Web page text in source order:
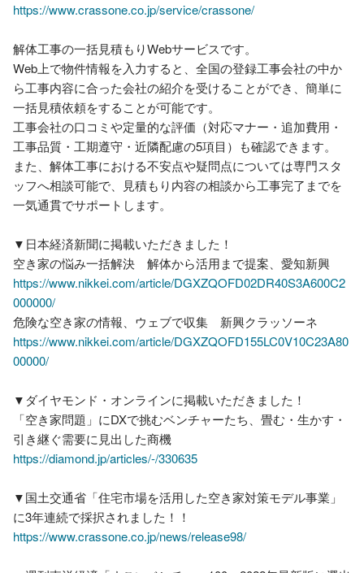
https://www.crassone.co.jp/service/crassone/
解体工事の一括見積もりWebサービスです。
Web上で物件情報を入力すると、全国の登録工事会社の中か
ら工事内容に合った会社の紹介を受けることができ、簡単に
一括見積依頼をすることが可能です。
工事会社の口コミや定量的な評価（対応マナー・追加費用・
工事品質・工期遵守・近隣配慮の5項目）も確認できます。
また、解体工事における不安点や疑問点については専門スタ
ッフへ相談可能で、見積もり内容の相談から工事完了までを
一気通貫でサポートします。
▼日本経済新聞に掲載いただきました！
https://www.nikkei.com/article/DGXZQOFD02DR40S3A600C2
000000/
https://www.nikkei.com/article/DGXZQOFD155LC0V10C23A80
00000/
▼ダイヤモンド・オンラインに掲載いただきました！
「空き家問題」にDXで挑むベンチャーたち、畳む・生かす・
https://diamond.jp/articles/-/330635
▼国土交通省「住宅市場を活用した空き家対策モデル事業」
https://www.crassone.co.jp/news/release98/